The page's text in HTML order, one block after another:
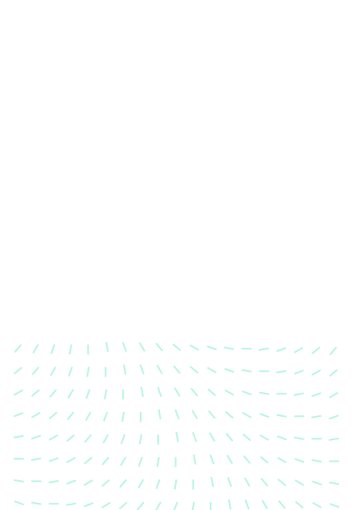
Karosserievermessung
Unsere exakte Karosserievermessung stellt sicher,
dass Ihre Fahrzeugkarosserie nach einem Unfall
wieder in ihren ursprünglichen Zustand gebracht